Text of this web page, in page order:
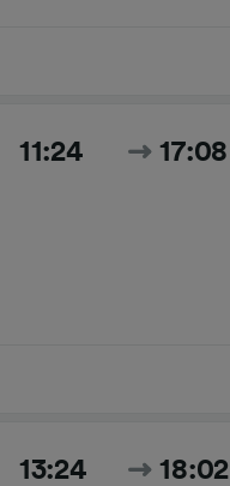
11:24 17:08
13:24 18:02